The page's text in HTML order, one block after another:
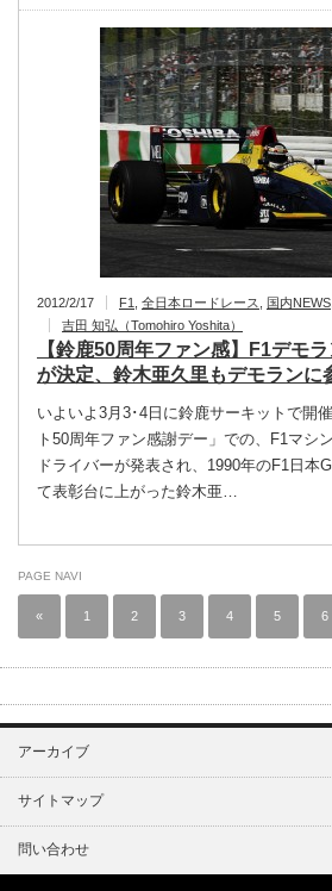
2012/2/17 F1 全日本ロードレース 国内NEWS
吉田 知弘（Tomohiro Yoshita）
【鈴鹿50周年ファン感】F1デモ
が決定、鈴木亜久里もデモランに
いよいよ3月3･4日に鈴鹿サーキットで開
ト50周年ファン感謝デー」での、F1マシ
ドライバーが発表され、1990年のF1日本
て表彰台に上がった鈴木亜…
PAGE NAVI
« 1 2 3 4 5 6
アーカイブ
サイトマップ
問い合わせ